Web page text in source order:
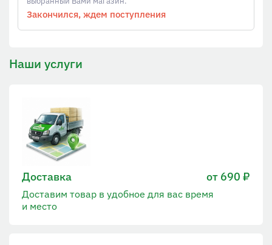
Закончился, ждем поступления
Наши услуги
Доставка от 690 ₽
Доставим товар в удобное для вас время
и место